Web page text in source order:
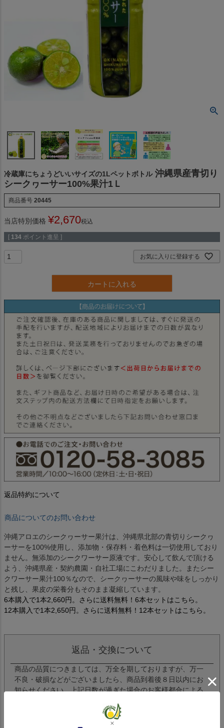
冷蔵庫にちょうどいいサイズの1Lペットボトル 沖縄県産青切り
シークヮーサー100%果汁1Ｌ
商品番号 20445
当店特別価格 ¥2,670税込
[ 134 ポイント進呈 ]
お気に入りに登録する
カートに入れる
返品特約について
商品についてのお問い合わせ
沖縄アロエのシークヮーサー果汁は、沖縄県北部の青切りシークヮ
ーサーを100%使用し、添加物・保存料・着色料は一切使用しており
ません。無添加のシークワーサー原液です。安心して飲んで頂ける
よう、沖縄県産・契約農園・自社工場にこわだりました。またシー
クワーサー果汁100％なので、シークヮーサーの風味や味をしっかり
と残し、果皮の栄養分もそのまま凝縮しています。
6本購入で1本2,660円。さらに送料無料！6本セットはこちら。
12本購入で1本2,650円。さらに送料無料！12本セットはこちら。
返品・交換について
商品の品質につきましては、万全を期しておりますが、万一
不良・破損などがございましたら、商品到着後８日以内にお
知らせください。上記日数が過ぎた場合のお客様都合による
様のご都合による返品・交換の際の配送料は、お客様ご負担
でお願いいたします。また、商品到着時と同じ状態で、返送